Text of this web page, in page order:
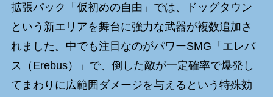
拡張パック「仮初めの自由」では、ドッグタウン
という新エリアを舞台に強力な武器が複数追加さ
れました。中でも注目なのがパワーSMG「エレバ
ス（Erebus）」で、倒した敵が一定確率で爆発し
てまわりに広範囲ダメージを与えるという特殊効